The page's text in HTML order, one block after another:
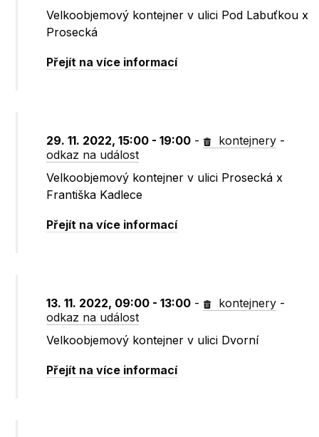
Velkoobjemový kontejner v ulici Pod Labuťkou x
Prosecká
Přejít na více informací
29. 11. 2022, 15:00 - 19:00 - kontejnery -
odkaz na událost
Velkoobjemový kontejner v ulici Prosecká x
Františka Kadlece
Přejít na více informací
13. 11. 2022, 09:00 - 13:00 - kontejnery -
odkaz na událost
Velkoobjemový kontejner v ulici Dvorní
Přejít na více informací